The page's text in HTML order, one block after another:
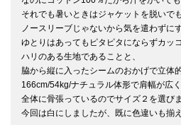
それでも暑いときはジャケットを脱いでも
ノースリーブじゃないから気を遣わずに
ゆとりはあってもピタピタにならずカッ
ハリのある生地であることと、
脇から縦に入ったシームのおかげで立体
166cm/54kg/ナチュラル体形で肩幅が広く
全体に骨張っているのでサイズ２を選びま
今回は白にしましたが、既に色違いも揃